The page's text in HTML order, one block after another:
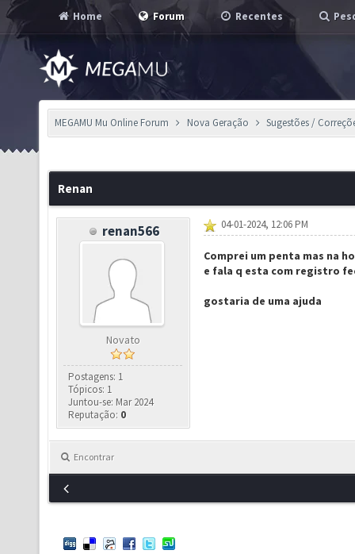
Home Forum Recentes
MEGAMU Mu Online Forum Nova Geração Sugestões /
Renan
renan566
Novato
Postagens: 1
Tópicos: 1
Juntou-se: Mar 2024
Reputação: 0
04-01-2024, 12:06 PM
Comprei um penta mas na
e fala q esta com registro
gostaria de uma ajuda
Encontrar